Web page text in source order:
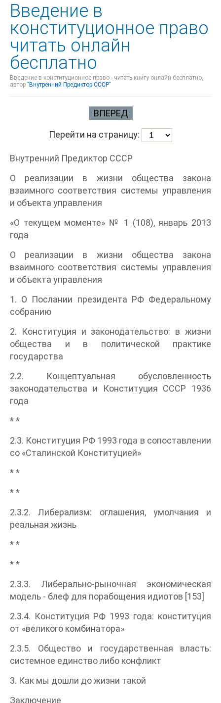
Введение в
конституционное право
читать онлайн
бесплатно
Введение в конституционное право - читать книгу онлайн бесплатно,
автор "Внутренний Предиктор СССР"
ВПЕРЕД
Перейти на страницу:
Внутренний Предиктор СССР
О реализации в жизни общества закона
взаимного соответствия системы управления
и объекта управления
«О текущем моменте» № 1 (108), январь 2013
года
О реализации в жизни общества закона
взаимного соответствия системы управления
и объекта управления
1. О Послании президента РФ Федеральному
собранию
2. Конституция и законодательство: в жизни
общества и в политической практике
государства
2.2. Концептуальная обусловленность
законодательства и Конституция СССР 1936
года
* *
2.3. Конституция РФ 1993 года в сопоставлении
со «Сталинской Конституцией»
* *
* *
2.3.2. Либерализм: оглашения, умолчания и
реальная жизнь
* *
* *
2.3.3. Либерально-рыночная экономическая
модель - блеф для порабощения идиотов [153]
2.3.4. Конституция РФ 1993 года: конституция
от «великого комбинатора»
2.3.5. Общество и государственная власть:
системное единство либо конфликт
3. Как мы дошли до жизни такой
Заключение